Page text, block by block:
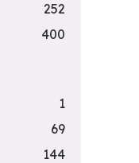
252
400
1
69
144